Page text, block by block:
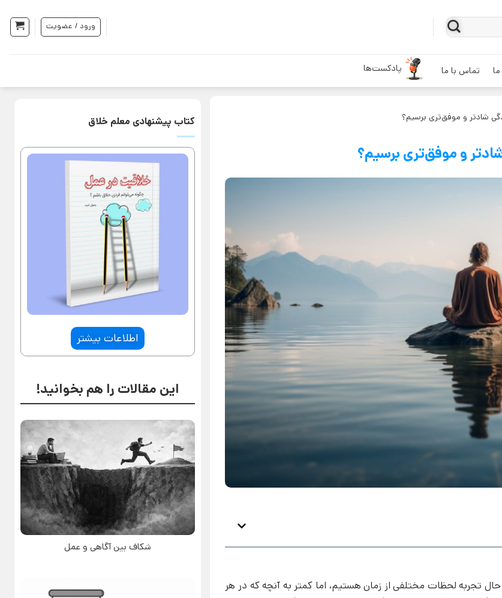
ورود / عضویت
ما تماس با ما پادکست‌ها
شادتر و موفق‌تری برسیم؟
و موفق‌تری برسیم؟
تجربه‌ لحظات مختلفی از زمان هستیم، اما کمتر به آنچه که در هر
کتاب پیشنهادی معلم خلاق
اطلاعات بیشتر
این مقالات را هم بخوانید!
شکاف بین آگاهی و عمل